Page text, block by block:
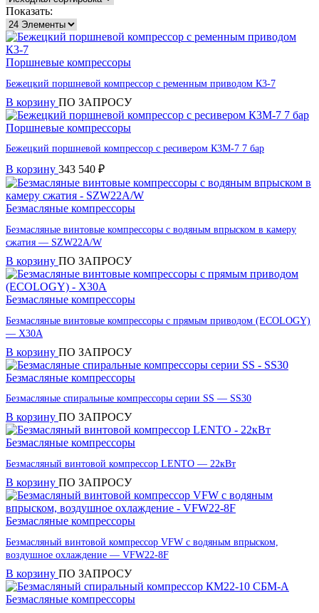
Показать:
Поршневые компрессоры
Бежецкий поршневой компрессор с ременным приводом К3-7
В корзину ПО ЗАПРОСУ
Поршневые компрессоры
Бежецкий поршневой компрессор с ресивером К3М-7 7 бар
В корзину 343 540 ₽
Безмасляные компрессоры
Безмасляные винтовые компрессоры с водяным впрыском в камеру
сжатия — SZW22A/W
В корзину ПО ЗАПРОСУ
Безмасляные компрессоры
Безмасляные винтовые компрессоры с прямым приводом (ECOLOGY)
— X30A
В корзину ПО ЗАПРОСУ
Безмасляные компрессоры
Безмасляные спиральные компрессоры серии SS — SS30
В корзину ПО ЗАПРОСУ
Безмасляные компрессоры
Безмасляный винтовой компрессор LENTO — 22кВт
В корзину ПО ЗАПРОСУ
Безмасляные компрессоры
Безмасляный винтовой компрессор VFW с водяным впрыском,
воздушное охлаждение — VFW22-8F
В корзину ПО ЗАПРОСУ
Безмасляные компрессоры